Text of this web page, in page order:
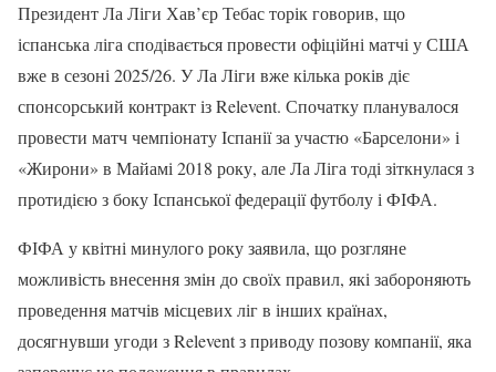
Президент Ла Ліги Хав’єр Тебас торік говорив, що
іспанська ліга сподівається провести офіційні матчі у США
вже в сезоні 2025/26. У Ла Ліги вже кілька років діє
спонсорський контракт із Relevent. Спочатку планувалося
провести матч чемпіонату Іспанії за участю «Барселони» і
«Жирони» в Майамі 2018 року, але Ла Ліга тоді зіткнулася з
протидією з боку Іспанської федерації футболу і ФІФА.
ФІФА у квітні минулого року заявила, що розгляне
можливість внесення змін до своїх правил, які забороняють
проведення матчів місцевих ліг в інших країнах,
досягнувши угоди з Relevent з приводу позову компанії, яка